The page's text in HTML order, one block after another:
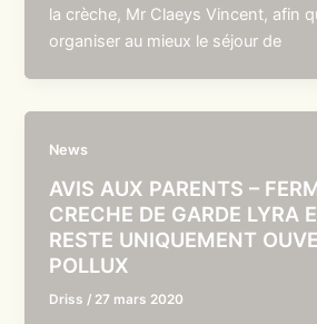
la crèche, Mr Claeys Vincent, afin
organiser au mieux le séjour de
News
AVIS AUX PARENTS –
CRECHE DE GARDE LYRA
RESTE UNIQUEMENT
POLLUX
Driss / 27 mars 2020